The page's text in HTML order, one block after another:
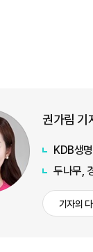
권가림 기
KDB생
두나무,
기자의